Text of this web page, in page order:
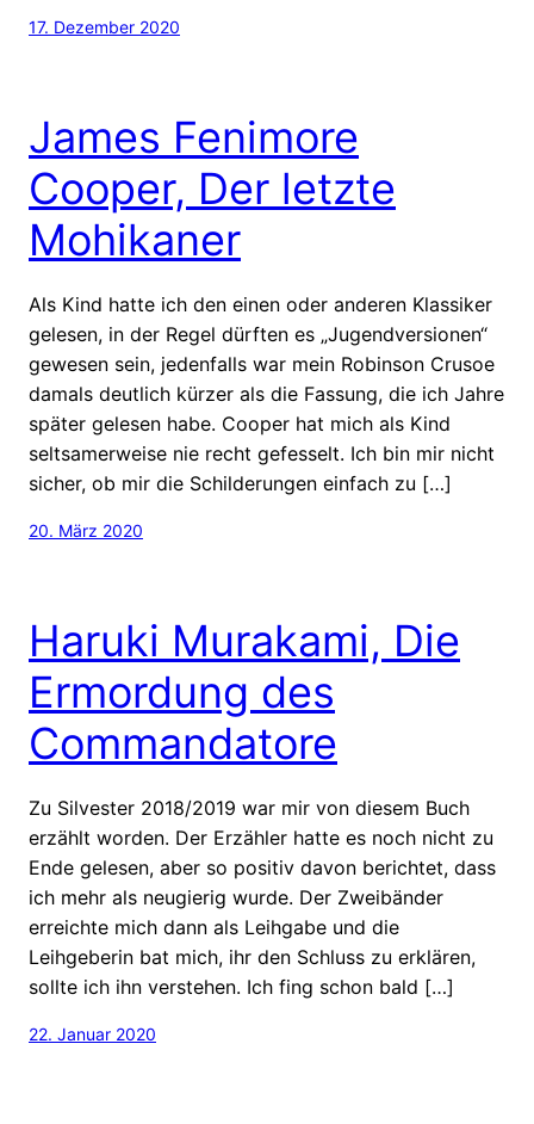
17. Dezember 2020
James Fenimore
Cooper, Der letzte
Mohikaner
Als Kind hatte ich den einen oder anderen Klassiker
gelesen, in der Regel dürften es „Jugendversionen“
gewesen sein, jedenfalls war mein Robinson Crusoe
damals deutlich kürzer als die Fassung, die ich Jahre
später gelesen habe. Cooper hat mich als Kind
seltsamerweise nie recht gefesselt. Ich bin mir nicht
sicher, ob mir die Schilderungen einfach zu […]
20. März 2020
Haruki Murakami, Die
Ermordung des
Commandatore
Zu Silvester 2018/2019 war mir von diesem Buch
erzählt worden. Der Erzähler hatte es noch nicht zu
Ende gelesen, aber so positiv davon berichtet, dass
ich mehr als neugierig wurde. Der Zweibänder
erreichte mich dann als Leihgabe und die
Leihgeberin bat mich, ihr den Schluss zu erklären,
sollte ich ihn verstehen. Ich fing schon bald […]
22. Januar 2020